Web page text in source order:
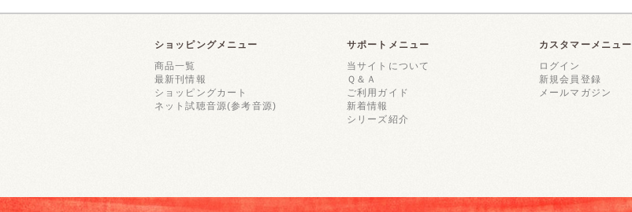
ショッピングメニュー
商品一覧
最新刊情報
ショッピングカート
ネット試聴音源(参考音源)
サポートメニュー
当サイトについて
Ｑ＆Ａ
ご利用ガイド
新着情報
シリーズ紹介
カスタマーメニュー
ログイン
新規会員登録
メールマガジン